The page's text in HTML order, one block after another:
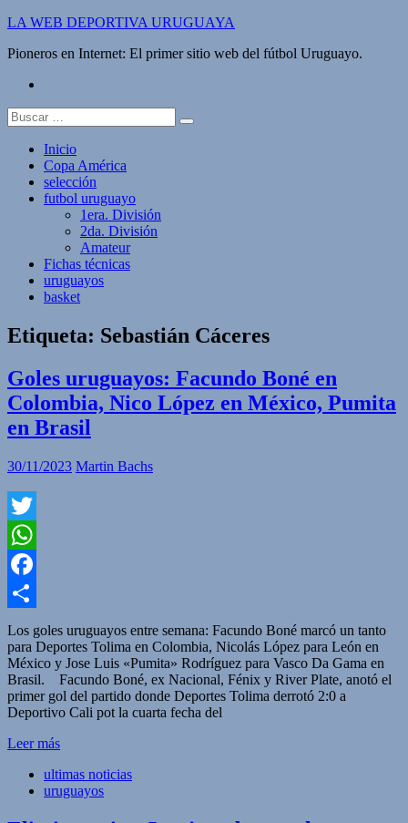
Saltar
contenido
LA WEB DEPORTIVA URUGUAYA
Pioneros en Internet: El primer sitio web del fútbol Uruguayo.
Buscar:
Inicio
Copa América
selección
futbol uruguayo
1era. División
2da. División
Amateur
Fichas técnicas
uruguayos
basket
Etiqueta: Sebastián Cáceres
Goles uruguayos: Facundo Boné en
Colombia, Nico López en México, Pumita
en Brasil
30/11/2023 Martin Bachs
Twitter
WhatsApp
Facebook
Compartir
Los goles uruguayos entre semana: Facundo Boné marcó un tanto
para Deportes Tolima en Colombia, Nicolás López para León en
México y Jose Luis «Pumita» Rodríguez para Vasco Da Gama en
Brasil. Facundo Boné, ex Nacional, Fénix y River Plate, anotó el
primer gol del partido donde Deportes Tolima derrotó 2:0 a
Deportivo Cali pot la cuarta fecha del
Leer más
ultimas noticias
uruguayos